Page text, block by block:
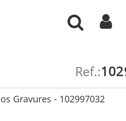
Ref.:
Gravures - 102997032